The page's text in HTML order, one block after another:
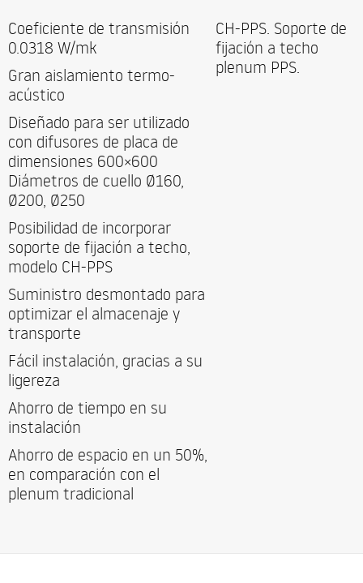
Coeficiente de transmisión
0.0318 W/mk
Gran aislamiento termo-
acústico
Diseñado para ser utilizado
con difusores de placa de
dimensiones 600×600
Diámetros de cuello Ø160,
Ø200, Ø250
Posibilidad de incorporar
soporte de fijación a techo,
modelo CH-PPS
Suministro desmontado para
optimizar el almacenaje y
transporte
Fácil instalación, gracias a su
ligereza
Ahorro de tiempo en su
instalación
Ahorro de espacio en un 50%,
en comparación con el
plenum tradicional
CH-PPS. Soporte de
fijación a techo
plenum PPS.